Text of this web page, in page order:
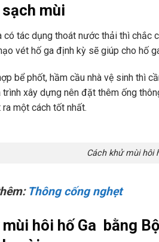
sạch mùi
có tác dụng thoát nước thải thì
vét hố ga định kỳ sẽ giúp cho hố
bể phốt, hầm cầu nhà vệ sinh thì
trình xây dựng nên đặt thêm ống
một cách tốt nhất.
Cách khử mùi hôi
Thông cống nghẹt
hôi hố Ga bằng